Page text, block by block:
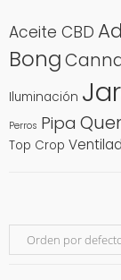
Aceite CBD
Bong
Iluminación
Perros Pipa
Top Crop